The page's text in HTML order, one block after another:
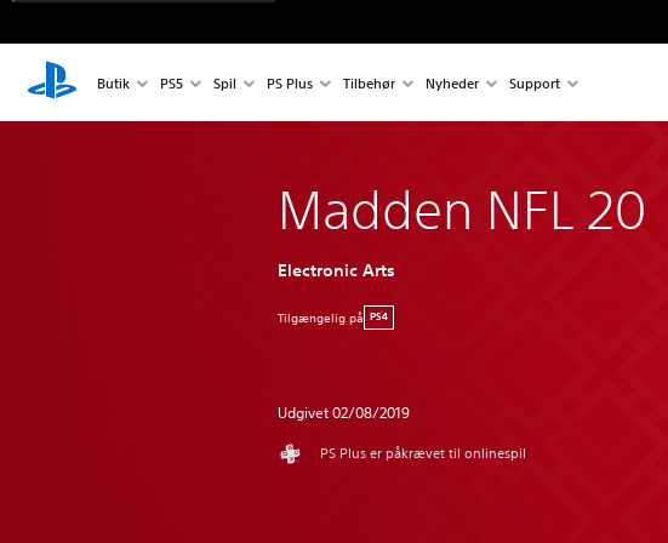
Butik PS5 Spil PS Plus Tilbehør Nyheder Support
Madden NFL 20
Electronic Arts
Tilgængelig på PS4
Udgivet 02/08/2019
PS Plus er påkrævet til onlinespil